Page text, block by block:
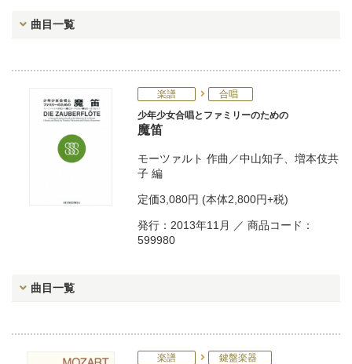
曲目一覧
楽譜
合唱
少年少女合唱とファミリーのための
魔笛
モーツァルト 作曲／中山知子
増本伎共
子 編
定価3,080円 (本体2,800円+税)
発行：2013年11月 ／ 商品コード：
599980
曲目一覧
楽譜 鍵盤楽器